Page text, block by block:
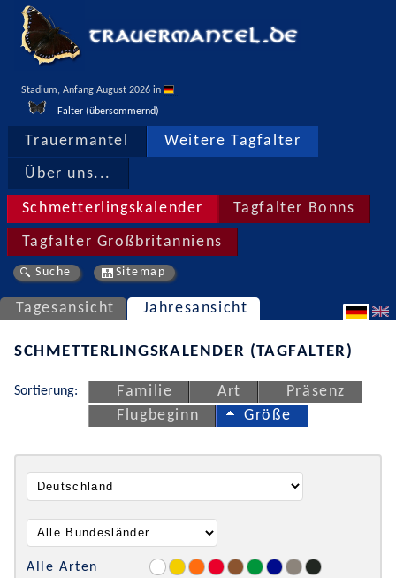
Stadium, Anfang August 2026 in
Falter (übersommernd)
Trauermantel Weitere Tagfalter
Über uns...
Schmetterlingskalender Tagfalter Bonns
Tagfalter Großbritanniens
Suche Sitemap
Tagesansicht Jahresansicht
SCHMETTERLINGSKALENDER (TAGFALTER)
Sortierung: Familie Art
Präsenz
Flugbeginn
Größe
Alle Arten